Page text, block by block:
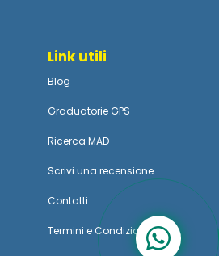
Link utili
Blog
Graduatorie GPS
Ricerca MAD
Scrivi una recensione
Contatti
Termini e Condizioni